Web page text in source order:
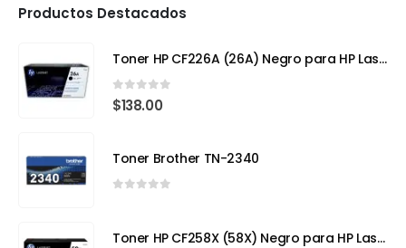
Productos Destacados
Toner HP CF226A (26A) Negro para HP LaserJet Pro M402
0out of 5
$138.00
Toner Brother TN-2340
Toner HP CF258X (58X) Negro para HP LaserJet Pro